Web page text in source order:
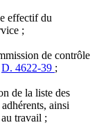
effectif du
;
de contrôle
D. 4622-39 ;
de la liste des
adhérents, ainsi
travail ;